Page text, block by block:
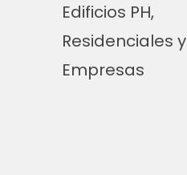
Edificios PH,
Residenciales y
Empresas